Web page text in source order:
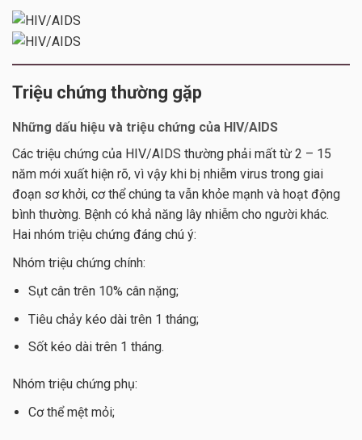
Triệu chứng thường gặp
Những dấu hiệu và triệu chứng của HIV/AIDS
Các triệu chứng của HIV/AIDS thường phải mất từ 2 – 15
năm mới xuất hiện rõ, vì vậy khi bị nhiễm virus trong giai
đoạn sơ khởi, cơ thể chúng ta vẫn khỏe mạnh và hoạt động
bình thường. Bệnh có khả năng lây nhiễm cho người khác.
Hai nhóm triệu chứng đáng chú ý:
Nhóm triệu chứng chính:
Sụt cân trên 10% cân nặng;
Tiêu chảy kéo dài trên 1 tháng;
Sốt kéo dài trên 1 tháng.
Nhóm triệu chứng phụ:
Cơ thể mệt mỏi;